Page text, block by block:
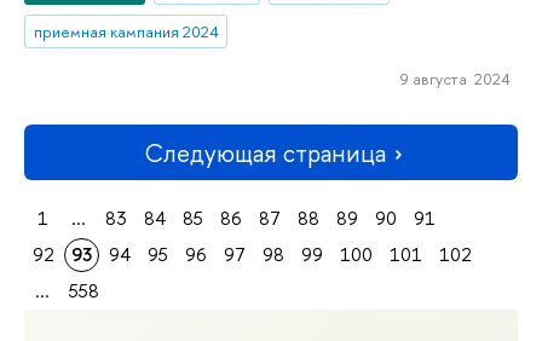
приемная кампания 2024
9 августа 2024
Следующая страница
1 ... 83 84 85 86 87 88 89 90
91
92
93 94 95 96 97 98 99 100 101
102
...
558